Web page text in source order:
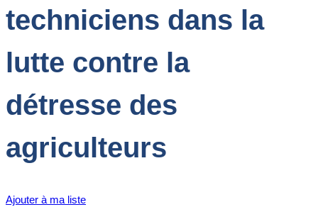
techniciens dans la
lutte contre la
détresse des
agriculteurs
Ajouter à ma liste